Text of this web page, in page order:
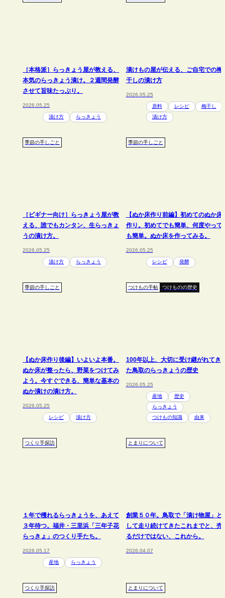
［本格派］らっきょう屋が教える、
本気のらっきょう漬け。２週間発酵
させて旨味たっぷり。
2026.05.25
漬け方 らっきょう
漬けもの屋が伝える、ご自宅での梅
干しの漬け方
2026.05.25
原料 レシピ
梅干し
漬け方
季節の手しごと
［ビギナー向け］らっきょう屋が教
える、誰でもカンタン、生らっきょ
うの漬け方。
2026.05.25
漬け方 らっきょう
季節の手しごと
【ぬか床作り前編】初めてのぬか床
作り。初めてでも簡単、何度やって
も簡単。ぬか床を作ってみる。
2026.05.25
レシピ 発酵
季節の手しごと
【ぬか床作り後編】いよいよ本番。
ぬか床が整ったら、野菜をつけてみ
よう。今すぐできる、簡単な基本の
ぬか漬けの漬け方。
2026.05.25
レシピ 漬け方
つけもの手帖 つけものの歴史
100年以上、大切に受け継がれてき
た鳥取のらっきょうの歴史
2026.05.25
産地
歴史
らっきょう
つけもの知識
由来
つくり手探訪
１年で穫れるらっきょうを、あえて
３年待つ。福井・三里浜「三年子花
らっきょ」のつくり手たち。
2026.05.17
産地 らっきょう
とまりについて
創業５０年。鳥取で「漬け物屋」と
して走り続けてきたこれまでと、売
るだけではない、これから。
2026.04.07
つくり手探訪 とまりについて